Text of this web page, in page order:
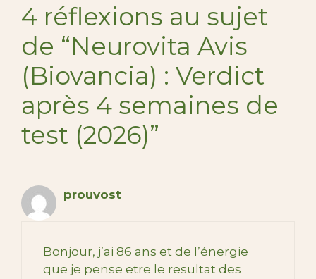
4 réflexions au sujet
de “Neurovita Avis
(Biovancia) : Verdict
après 4 semaines de
test (2026)”
prouvost
Bonjour, j’ai 86 ans et de l’énergie
que je pense etre le resultat des